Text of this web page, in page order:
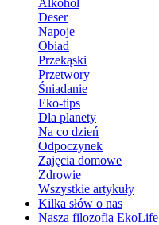
Deser
Napoje
Obiad
Przekąski
Przetwory
Śniadanie
Eko-tips
Dla planety
Na co dzień
Odpoczynek
Zajęcia domowe
Zdrowie
Wszystkie artykuły
Kilka słów o nas
Nasza filozofia EkoLife